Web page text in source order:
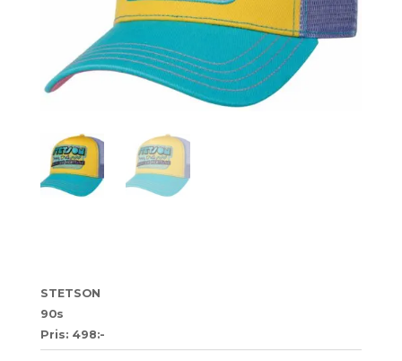
STETSON
90s
Pris: 498:-